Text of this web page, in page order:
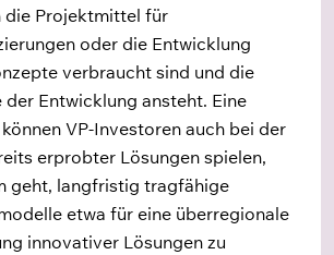
die Projektmittel für
oder die Entwicklung
verbraucht sind und die
der Entwicklung ansteht. Eine
VP-Investoren auch bei der
erprobter Lösungen spielen,
geht, langfristig tragfähige
etwa für eine überregionale
innovativer Lösungen zu